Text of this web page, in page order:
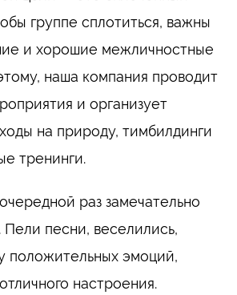
группе сплотиться, важны
и хорошие межличностные
наша компания проводит
и организует
на природу, тимбилдинги
тренинги.
раз замечательно
Пели песни, веселились,
положительных эмоций,
настроения.